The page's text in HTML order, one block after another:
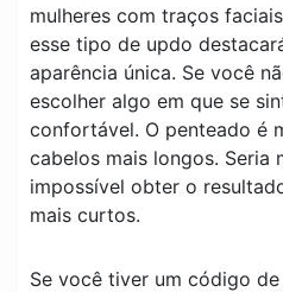
mulheres com traços
esse tipo de updo
aparência única. Se você
escolher algo em que se
confortável. O penteado é
cabelos mais longos. Seria
impossível obter o
mais curtos.
Se você tiver um código